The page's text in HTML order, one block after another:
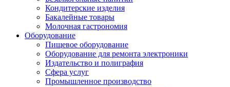
Кондитерские изделия
Бакалейные товары
Молочная гастрономия
Оборудование
Пищевое оборудование
Оборудование для ремонта электроники
Издательство и полиграфия
Сфера услуг
Промышленное производство